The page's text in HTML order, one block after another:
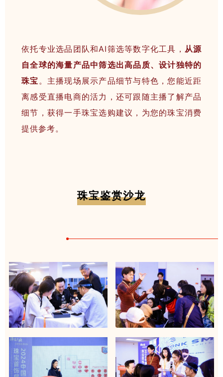
依托专业选品团队和AI筛选等数字化工具， 从源
自全球的海量产品中筛选出高品质、设计独特的
珠宝。主播现场展示产品细节与特色，您能近距
离感受直播电商的活力，还可跟随主播了解产品
细节，获得一手珠宝选购建议，为您的珠宝消费
提供参考。
珠宝鉴赏沙龙